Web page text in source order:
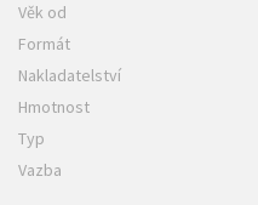
Věk od
Formát
Nakladatelství
Hmotnost
Typ
Vazba